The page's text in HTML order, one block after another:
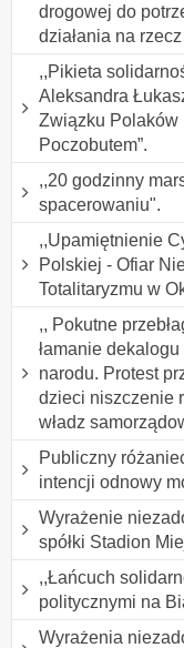
drogowej do
działania na
,,Pikieta
Aleksandra
Związku Polaków
Poczobutem”.
,,20 godzinny
spacerowaniu".
,,Upamiętnienie
Polskiej - Ofiar
Totalitaryzmu w
,, Pokutne
łamanie
narodu. Protest
dzieci niszczenie
władz
Publiczny
intencji odnowy
Wyrażenie
spółki Stadion
,,Łańcuch
politycznymi na
Wyrażenia